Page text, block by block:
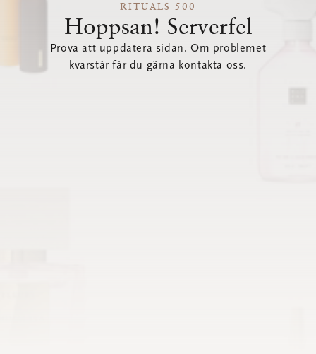
RITUALS 500
Hoppsan! Serverfel
Prova att uppdatera sidan. Om problemet
kvarstår får du gärna kontakta oss.